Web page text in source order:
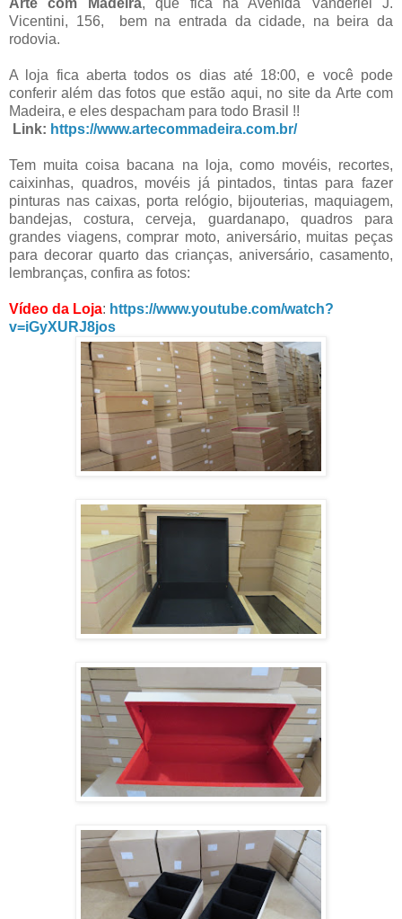
Vicentini, 156, bem na entrada da cidade, na beira da
rodovia.
A loja fica aberta todos os dias até 18:00, e você pode
conferir além das fotos que estão aqui, no site da Arte com
Madeira, e eles despacham para todo Brasil !!
Link: https://www.artecommadeira.com.br/
Tem muita coisa bacana na loja, como movéis, recortes,
caixinhas, quadros, movéis já pintados, tintas para fazer
pinturas nas caixas, porta relógio, bijouterias, maquiagem,
bandejas, costura, cerveja, guardanapo, quadros para
grandes viagens, comprar moto, aniversário, muitas peças
para decorar quarto das crianças, aniversário, casamento,
lembranças, confira as fotos:
Vídeo da Loja: https://www.youtube.com/watch?
v=iGyXURJ8jos